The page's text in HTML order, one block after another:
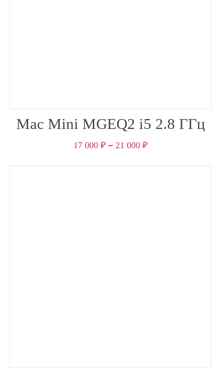
Mac Mini MGEQ2 i5 2.8 ГГц
17 000 ₽ – 21 000 ₽